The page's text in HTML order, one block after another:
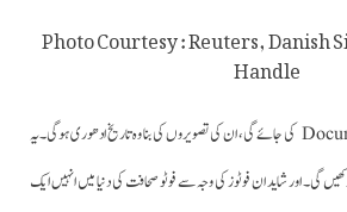
Photo Courtesy : Reuters, Danish
Handle
جب بھی کورونا کال کی تاریخ Document کی جائے گی، ان کی تصویروں کی بنا وہ تاریخ ادھوری ہوگی۔یہ
گی۔ اور شاید ان فوٹوز کی وجہ سے فوٹو صحافت کی دنیا میں انہیں ایک